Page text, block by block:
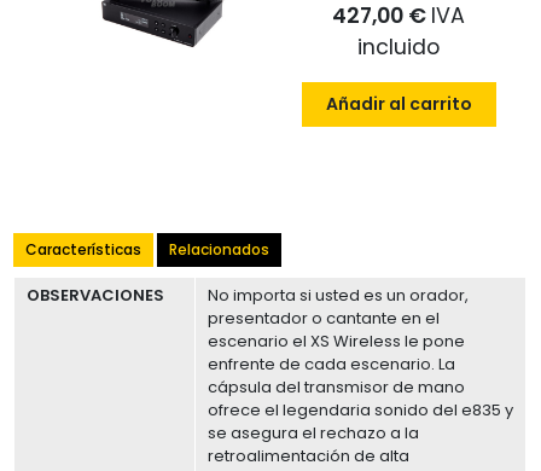
427,00 € IVA
incluido
Añadir al carrito
Características Relacionados
OBSERVACIONES
No importa si usted es un orador,
presentador o cantante en el
escenario el XS Wireless le pone
enfrente de cada escenario. La
cápsula del transmisor de mano
ofrece el legendaria sonido del e835 y
se asegura el rechazo a la
retroalimentación de alta